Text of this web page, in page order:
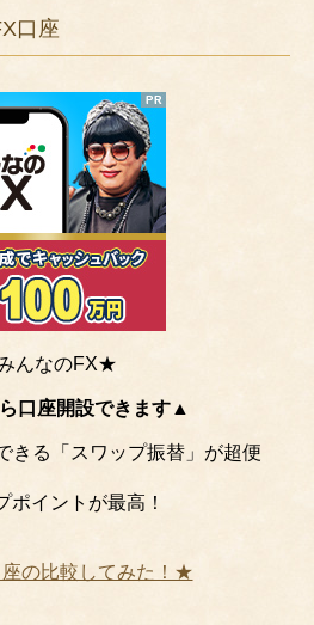
口座
んなのFX★
口座開設できます▲
きる「スワップ振替」が超便
ポイントが最高！
の比較してみた！★